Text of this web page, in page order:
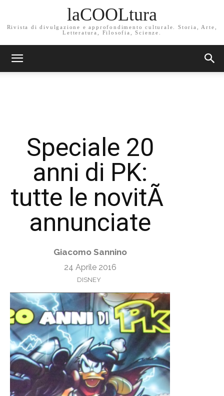
laCOOLtura
Rivista di divulgazione e approfondimento culturale. Storia, Arte,
Letteratura, Filosofia, Scienze.
Speciale 20
anni di PK:
tutte le novitÃ
annunciate
Giacomo Sannino
24 Aprile 2016
DISNEY